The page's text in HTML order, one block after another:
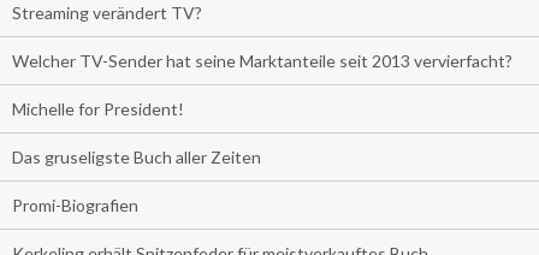
Streaming verändert TV?
Welcher TV-Sender hat seine Marktanteile seit 2013 vervierfacht?
Michelle for President!
Das gruseligste Buch aller Zeiten
Promi-Biografien